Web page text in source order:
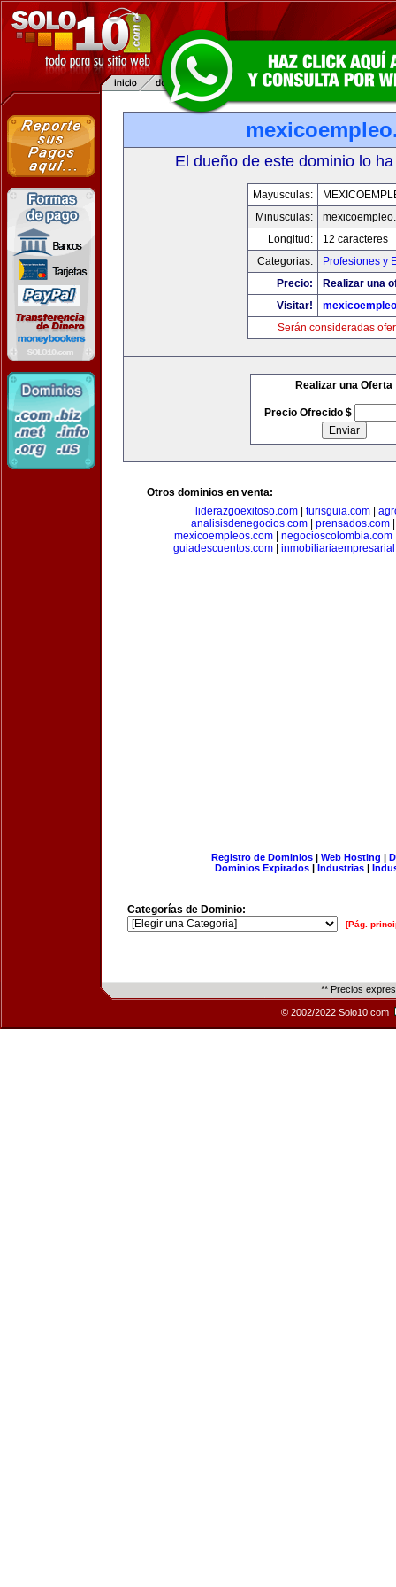
El dueño de este dominio lo
Mayusculas:
Minusculas:
Longitud:
12 caracteres
Categorias:
Profesiones y
Precio:
Realizar una
Visitar!
Serán consideradas
Realizar una Oferta
Precio Ofrecido $
Otros dominios en venta:
liderazgoexitoso.com| turisguia.com|
analisisdenegocios.com
prensados.com
mexicoempleos.com
negocioscolombia.com
guiadescuentos.com
Registro de Dominios| Web Hosting |
Dominios Expirados | Industrias |
Categorías de Dominio:
[Pág.
** Precios
© 2002/2022 Solo10.com